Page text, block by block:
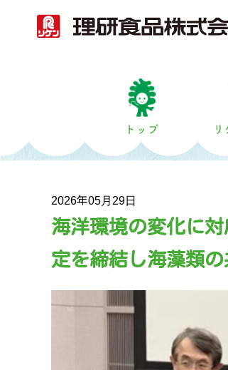
2026年05月29日
海洋環境の変化に
定を締結し海藻類